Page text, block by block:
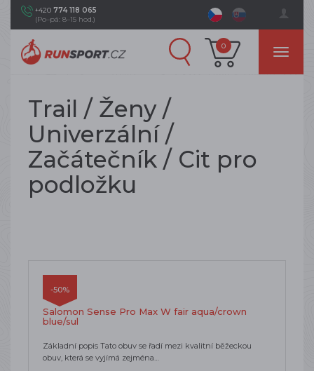
+420 774 118 065
(Po–pá: 8–15 hod.)
0
Trail / Ženy /
Univerzální /
Začátečník / Cit pro
podložku
-50%
Salomon Sense Pro Max W fair aqua/crown
blue/sul
Základní popis Tato obuv se řadí mezi kvalitní běžeckou
obuv, která se vyjímá zejména…